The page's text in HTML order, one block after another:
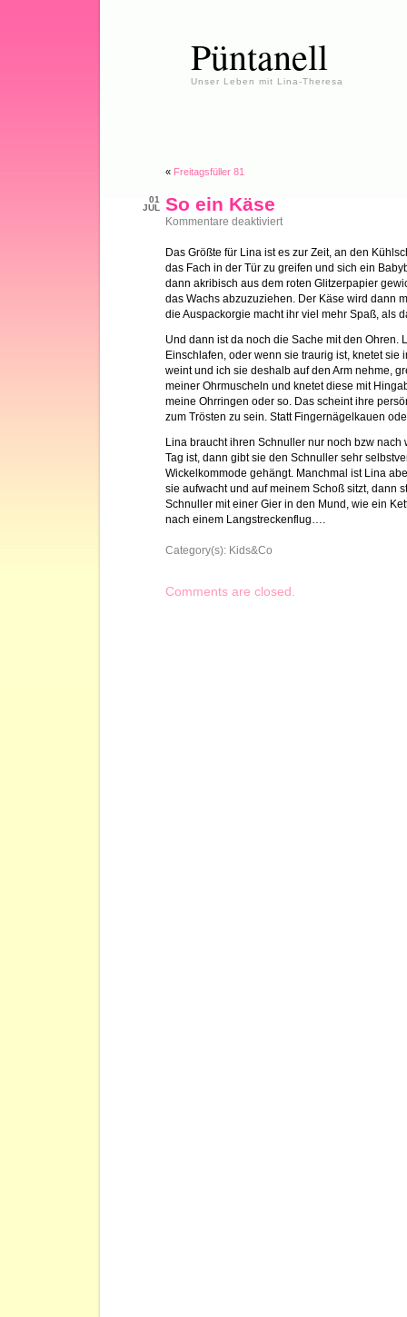
Püntanell
Unser Leben mit Lina-Theresa
« Freitagsfüller 81
01
JUL
So ein Käse
Kommentare deaktiviertfür
Käse
Das Größte für Lina ist es zur Zeit, an den
das Fach in der Tür zu greifen und sich ein
dann akribisch aus dem roten Glitzerpapier
das Wachs abzuzuziehen. Der Käse wird dann
die Auspackorgie macht ihr viel mehr Spaß, als
Und dann ist da noch die Sache mit den Ohren.
Einschlafen, oder wenn sie traurig ist, knetet sie
weint und ich sie deshalb auf den Arm nehme,
meiner Ohrmuscheln und knetet diese mit
meine Ohrringen oder so. Das scheint ihre
zum Trösten zu sein. Statt Fingernägelkauen
Lina braucht ihren Schnuller nur noch bzw nach
Tag ist, dann gibt sie den Schnuller sehr
Wickelkommode gehängt. Manchmal ist Lina
sie aufwacht und auf meinem Schoß sitzt, dann
Schnuller mit einer Gier in den Mund, wie ein
nach einem Langstreckenflug….
Category(s): Kids&Co
Comments are closed.